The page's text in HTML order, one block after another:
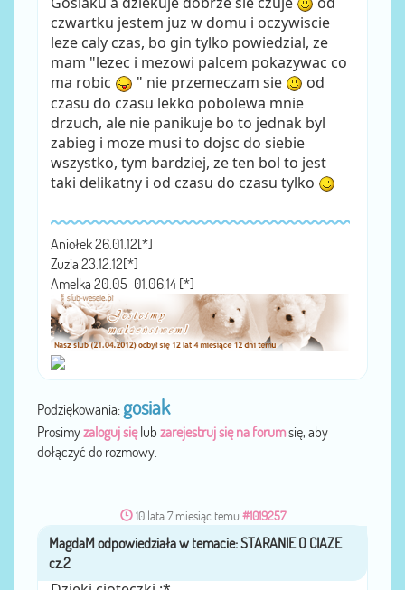
czwartku jestem juz w domu i oczywiscie
leze caly czas, bo gin tylko powiedzial, ze
mam "lezec i mezowi palcem pokazywac co
ma robic
" nie przemeczam sie
od
czasu do czasu lekko pobolewa mnie
drzuch, ale nie panikuje bo to jednak byl
zabieg i moze musi to dojsc do siebie
wszystko, tym bardziej, ze ten bol to jest
taki delikatny i od czasu do czasu tylko
Aniołek 26.01.12[*]
Zuzia 23.12.12[*]
Amelka 20.05-01.06.14 [*]
Podziękowania: gosiak
Prosimyzaloguj sięlub zarejestruj się na forumsię, aby
dołączyć do rozmowy.
10 lata 7 miesiąc temu #1019257
przezMagdaM